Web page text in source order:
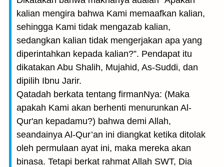
kalian mengira bahwa Kami memaafkan kalian,
sehingga Kami tidak mengazab kalian,
sedangkan kalian tidak mengerjakan apa yang
diperintahkan kepada kalian?”. Pendapat itu
dikatakan Abu Shalih, Mujahid, As-Suddi, dan
dipilih Ibnu Jarir.
Qatadah berkata tentang firmanNya: (Maka
apakah Kami akan berhenti menurunkan Al-
Qur'an kepadamu?) bahwa demi Allah,
seandainya Al-Qur’an ini diangkat ketika ditolak
oleh permulaan ayat ini, maka mereka akan
binasa. Tetapi berkat rahmat Allah SWT, Dia